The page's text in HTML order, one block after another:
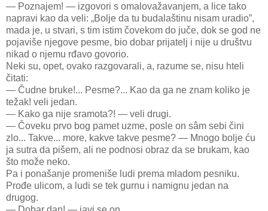
— Poznajem! — izgovori s omalovažavanjem, a lice tako
napravi kao da veli: „Bolje da tu budalaštinu nisam uradio”,
mada je, u stvari, s tim istim čovekom do juče, dok se god ne
pojaviše njegove pesme, bio dobar prijatelj i nije u društvu
nikad o njemu rđavo govorio.
Neki su, opet, ovako razgovarali, a, razume se, nisu hteli
čitati:
— Čudne bruke!... Pesme?... Kao da ga ne znam koliko je
težak! veli jedan.
— Kako ga nije sramota?! — veli drugi.
— Čoveku prvo bog pamet uzme, posle on sâm sebi čini
zlo... Takve... more, kakve takve pesme? — Mnogo bolje ću
ja sutra da pišem, ali ne podnosi obraz da se brukam, kao
što može neko.
Pa i ponašanje promeniše ludi prema mladom pesniku.
Prođe ulicom, a ludi se tek gurnu i namignu jedan na
drugog.